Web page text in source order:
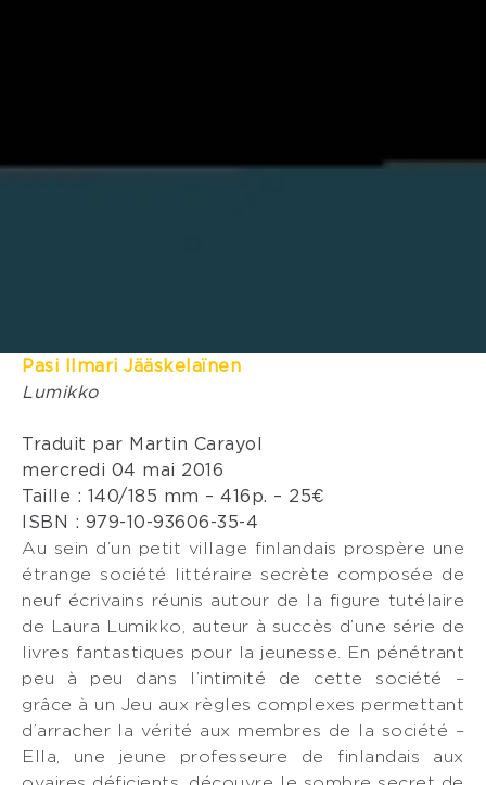
Pasi Ilmari Jääskelaïnen
Lumikko
Traduit par Martin Carayol
mercredi 04 mai 2016
Taille : 140/185 mm – 416p. – 25€
ISBN : 979-10-93606-35-4
Au sein d’un petit village finlandais prospère une
étrange société littéraire secrète composée de
neuf écrivains réunis autour de la figure tutélaire
de Laura Lumikko, auteur à succès d’une série de
livres fantastiques pour la jeunesse. En pénétrant
peu à peu dans l’intimité de cette société –
grâce à un Jeu aux règles complexes permettant
d’arracher la vérité aux membres de la société –
Ella, une jeune professeure de finlandais aux